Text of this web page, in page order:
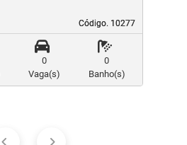
Código. 10277
Código. 10277
0
Vaga(s)
0
Banho(s)